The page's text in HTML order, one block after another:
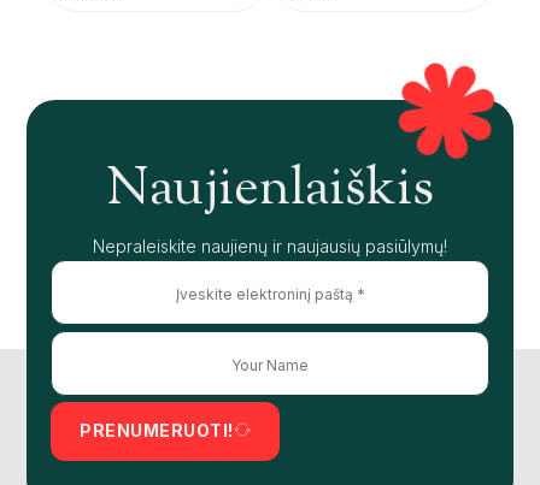
Naujienlaiškis
Nepraleiskite naujienų ir naujausių pasiūlymų!
PRENUMERUOTI!